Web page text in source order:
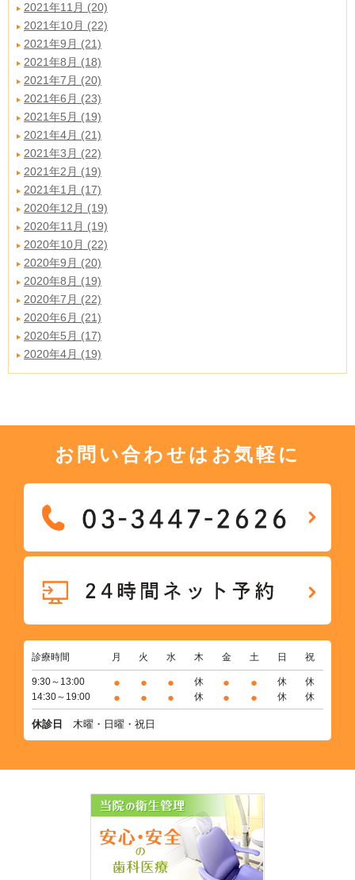
2021年11月 (20)
2021年10月 (22)
2021年9月 (21)
2021年8月 (18)
2021年7月 (20)
2021年6月 (23)
2021年5月 (19)
2021年4月 (21)
2021年3月 (22)
2021年2月 (19)
2021年1月 (17)
2020年12月 (19)
2020年11月 (19)
2020年10月 (22)
2020年9月 (20)
2020年8月 (19)
2020年7月 (22)
2020年6月 (21)
2020年5月 (17)
2020年4月 (19)
お問い合わせはお気軽に
診療時間 月 火 水 木 金 土 日 祝
9:30～13:00 ● ● ● 休 ● ● 休
休
14:30～19:00
● ● ● 休 ● ● 休 休
休診日 木曜・日曜・祝日